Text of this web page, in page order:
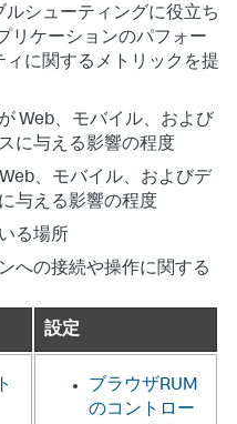
シューティングに役立ち
リケーションのパフォー
に関するメトリックを提
Web、モバイル、および
に与える影響の程度
、モバイル、およびデ
与える影響の程度
る場所
への接続や操作に関する
設定
ブラウザRUM
のコントロー